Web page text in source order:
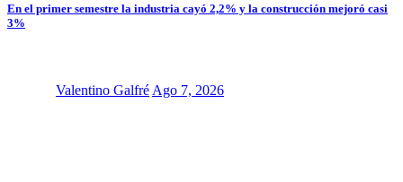
En el primer semestre la industria cayó 2,2% y la construcción mejoró casi
3%
Valentino Galfré Ago 7, 2026